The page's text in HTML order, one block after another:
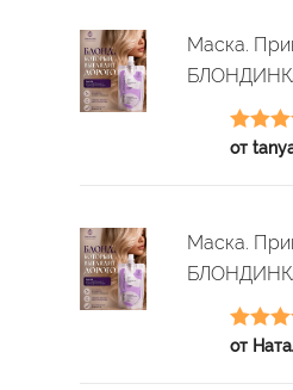
Маска.
от
Маска.
от